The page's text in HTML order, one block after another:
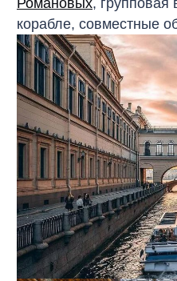
Романовых, групповая
корабле, совместные